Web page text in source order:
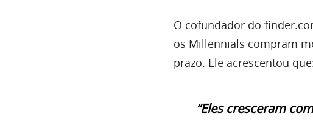
O cofundador do
os Millennials compram
prazo. Ele acrescentou
“Eles cresceram